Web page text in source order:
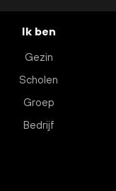
Ik ben
Gezin
Scholen
Groep
Bedrijf